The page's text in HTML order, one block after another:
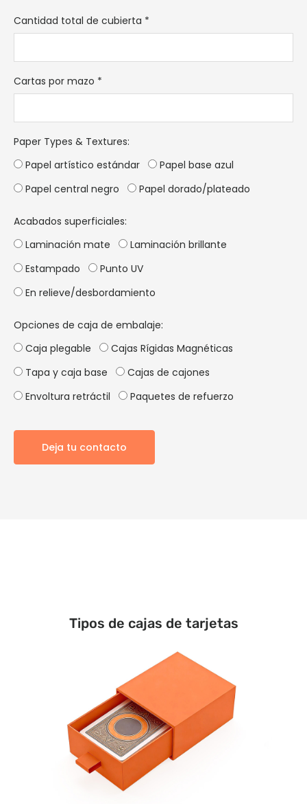
Cantidad total de cubierta *
Cartas por mazo *
Paper Types & Textures:
Papel artístico estándar
Papel base azul
Papel central negro
Papel dorado/plateado
Acabados superficiales:
Laminación mate
Laminación brillante
Estampado
Punto UV
En relieve/desbordamiento
Opciones de caja de embalaje:
Caja plegable
Cajas Rígidas Magnéticas
Tapa y caja base
Cajas de cajones
Envoltura retráctil
Paquetes de refuerzo
Deja tu contacto
Tipos de cajas de tarjetas